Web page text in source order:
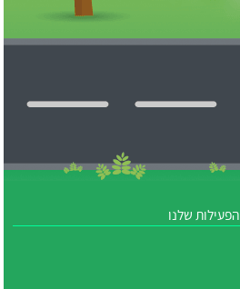
הפעילות שלנו